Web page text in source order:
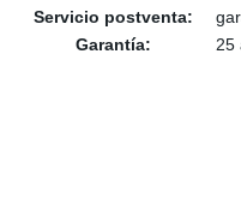
Servicio postventa:
Garantía:
25